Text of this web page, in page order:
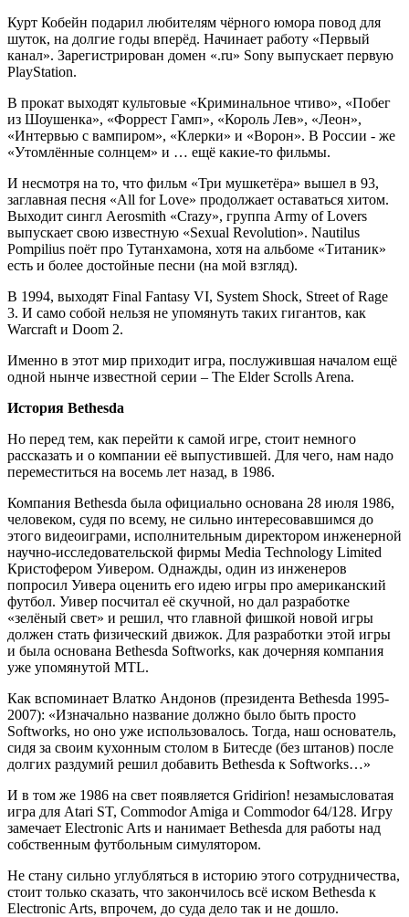
Курт Кобейн подарил любителям чёрного юмора повод для
шуток, на долгие годы вперёд. Начинает работу «Первый
канал». Зарегистрирован домен «.ru» Sony выпускает первую
PlayStation.
В прокат выходят культовые «Криминальное чтиво», «Побег
из Шоушенка», «Форрест Гамп», «Король Лев», «Леон»,
«Интервью с вампиром», «Клерки» и «Ворон». В России - же
«Утомлённые солнцем» и … ещё какие-то фильмы.
И несмотря на то, что фильм «Три мушкетёра» вышел в 93,
заглавная песня «All for Love» продолжает оставаться хитом.
Выходит сингл Aerosmith «Crazy», группа Army of Lovers
выпускает свою известную «Sexual Revolution». Nautilus
Pompilius поёт про Тутанхамона, хотя на альбоме «Титаник»
есть и более достойные песни (на мой взгляд).
В 1994, выходят Final Fantasy VI, System Shock, Street of Rage
3. И само собой нельзя не упомянуть таких гигантов, как
Warcraft и Doom 2.
Именно в этот мир приходит игра, послужившая началом ещё
одной нынче известной серии – The Elder Scrolls Arena.
История Bethesda
Но перед тем, как перейти к самой игре, стоит немного
рассказать и о компании её выпустившей. Для чего, нам надо
переместиться на восемь лет назад, в 1986.
Компания Bethesda была официально основана 28 июля 1986,
человеком, судя по всему, не сильно интересовавшимся до
этого видеоиграми, исполнительным директором инженерной
научно-исследовательской фирмы Media Technology Limited
Кристофером Уивером. Однажды, один из инженеров
попросил Уивера оценить его идею игры про американский
футбол. Уивер посчитал её скучной, но дал разработке
«зелёный свет» и решил, что главной фишкой новой игры
должен стать физический движок. Для разработки этой игры
и была основана Bethesda Softworks, как дочерняя компания
уже упомянутой MTL.
Как вспоминает Влатко Андонов (президента Bethesda 1995-
2007): «Изначально название должно было быть просто
Softworks, но оно уже использовалось. Тогда, наш основатель,
сидя за своим кухонным столом в Битесде (без штанов) после
долгих раздумий решил добавить Bethesda к Softworks…»
И в том же 1986 на свет появляется Gridirion! незамысловатая
игра для Atari ST, Commodor Amiga и Commodor 64/128. Игру
замечает Electronic Arts и нанимает Bethesda для работы над
собственным футбольным симулятором.
Не стану сильно углубляться в историю этого сотрудничества,
стоит только сказать, что закончилось всё иском Bethesda к
Electronic Arts, впрочем, до суда дело так и не дошло.